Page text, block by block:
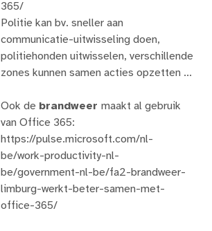
365/
Politie kan bv. sneller aan
communicatie-uitwisseling doen,
politiehonden uitwisselen, verschillende
zones kunnen samen acties opzetten ...
Ook de brandweer maakt al gebruik
van Office 365:
https://pulse.microsoft.com/nl-
be/work-productivity-nl-
be/government-nl-be/fa2-brandweer-
limburg-werkt-beter-samen-met-
office-365/